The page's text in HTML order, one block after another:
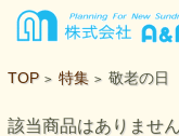
TOP > 特集 > 敬老の日
該当商品はありません